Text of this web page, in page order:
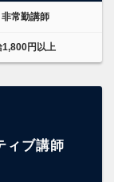
非常勤講師
1,800円以上
ィブ講師